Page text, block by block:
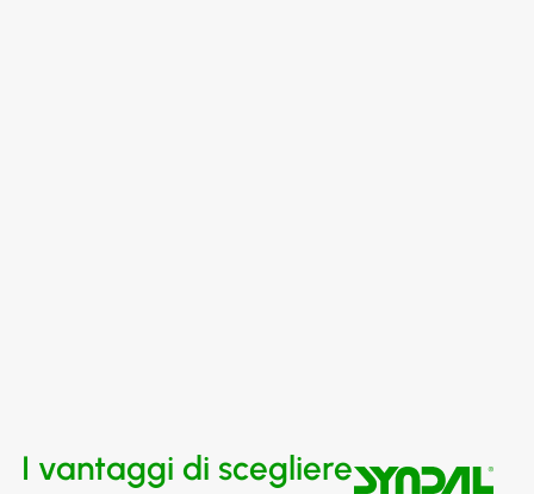
I vantaggi di scegliere